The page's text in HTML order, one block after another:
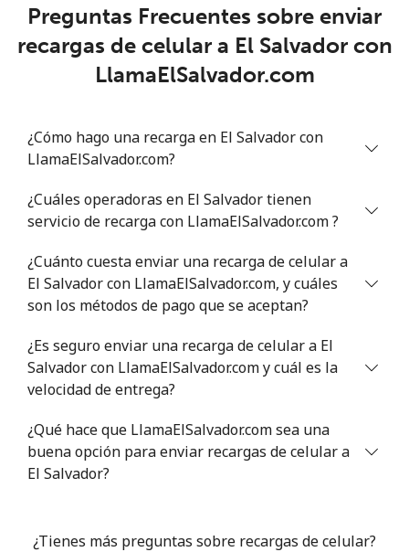
Preguntas Frecuentes sobre enviar
recargas de celular a El Salvador con
LlamaElSalvador.com
¿Cómo hago una recarga en El Salvador con
LlamaElSalvador.com?
¿Cuáles operadoras en El Salvador tienen
servicio de recarga con LlamaElSalvador.com ?
¿Cuánto cuesta enviar una recarga de celular a
El Salvador con LlamaElSalvador.com, y cuáles
son los métodos de pago que se aceptan?
¿Es seguro enviar una recarga de celular a El
Salvador con LlamaElSalvador.com y cuál es la
velocidad de entrega?
¿Qué hace que LlamaElSalvador.com sea una
buena opción para enviar recargas de celular a
El Salvador?
¿Tienes más preguntas sobre recargas de celular?